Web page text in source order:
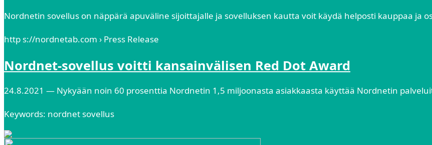
Nordnetin sovellus on näppärä apuväline sijoittajalle ja sovelluksen kautta voit käydä helposti kauppaa ja
http s://nordnetab.com › Press Release
Nordnet-sovellus voitti kansainvälisen Red Dot Award
24.8.2021 — Nykyään noin 60 prosenttia Nordnetin 1,5 miljoonasta asiakkaasta käyttää Nordnetin
Keywords: nordnet sovellus